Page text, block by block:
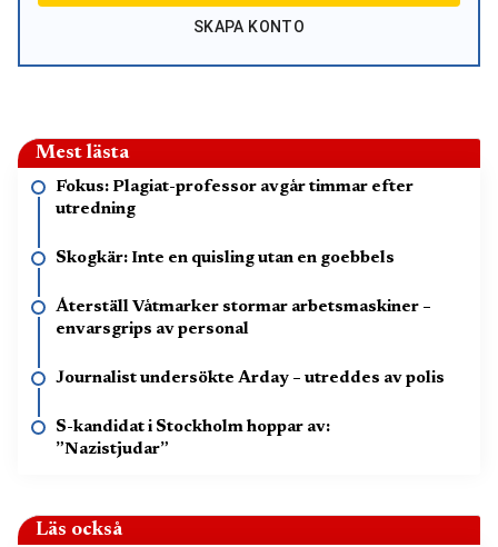
SKAPA KONTO
Mest lästa
Fokus: Plagiat-professor avgår timmar efter
utredning
Skogkär: Inte en quisling utan en goebbels
Återställ Våtmarker stormar arbetsmaskiner –
envarsgrips av personal
Journalist undersökte Arday – utreddes av polis
S-kandidat i Stockholm hoppar av:
”Nazistjudar”
Läs också